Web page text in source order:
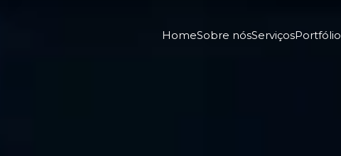
HomeSobre nósServiçosPortfólio